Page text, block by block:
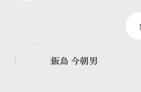
飯島 今朝男